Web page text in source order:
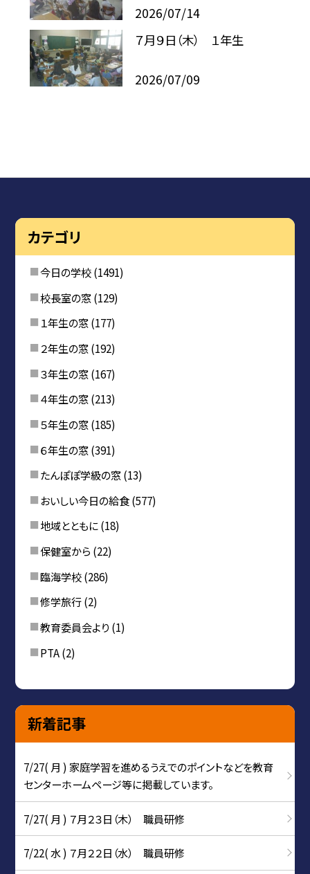
2026/07/14
７月９日（木） １年生
2026/07/09
カテゴリ
今日の学校(1491)
校長室の窓(129)
１年生の窓(177)
２年生の窓(192)
３年生の窓(167)
４年生の窓(213)
５年生の窓(185)
６年生の窓(391)
たんぽぽ学級の窓(13)
おいしい今日の給食(577)
地域とともに(18)
保健室から (22)
臨海学校(286)
修学旅行(2)
教育委員会より (1)
PTA(2)
新着記事
7/27( 月 ) 家庭学習を進めるうえでのポイントなどを教育
センターホームページ等に掲載しています。
7/27( 月 ) ７月２３日（木） 職員研修
7/22( 水 ) ７月２２日（水） 職員研修